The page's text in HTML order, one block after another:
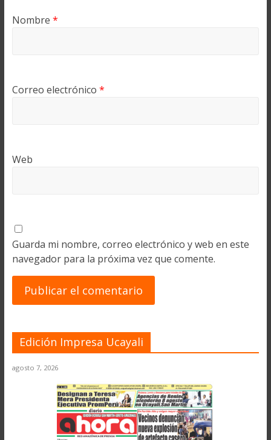
Nombre *
Correo electrónico *
Web
Guarda mi nombre, correo electrónico y web en este
navegador para la próxima vez que comente.
Edición Impresa Ucayali
agosto 7, 2026